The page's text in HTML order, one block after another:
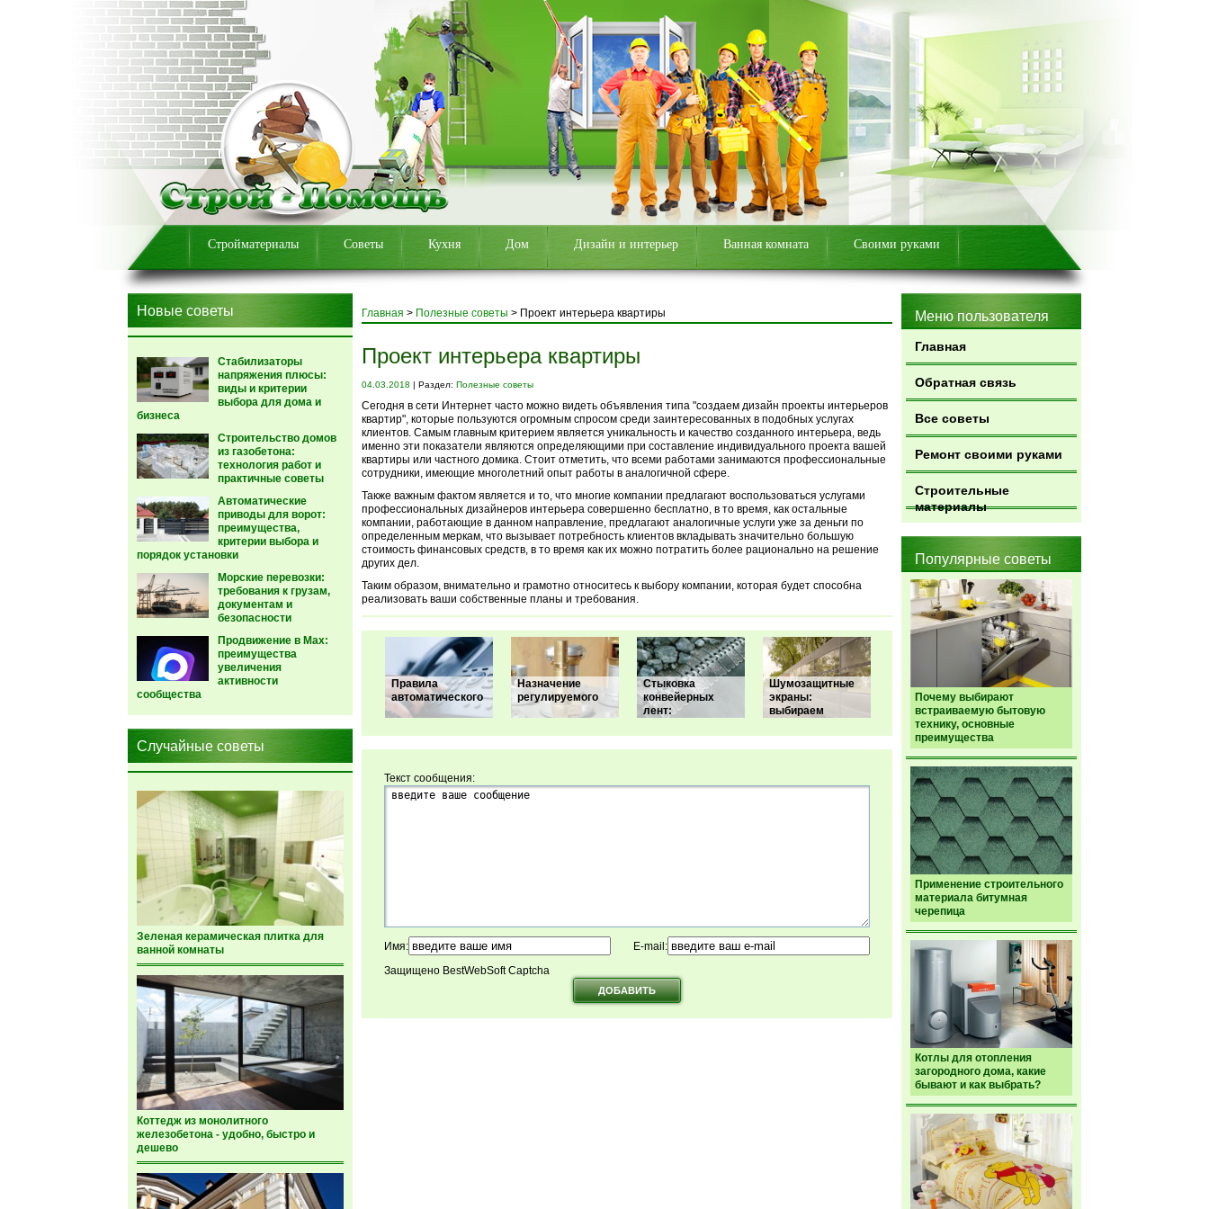
Стройматериалы Советы Кухня Дом Дизайн и интерьер Ванная комната Своими руками
Новые советы
Стабилизаторы
напряжения плюсы:
виды и критерии
выбора для дома и
бизнеса
Строительство домов
из газобетона:
технология работ и
практичные советы
Автоматические
приводы для ворот:
преимущества,
критерии выбора и
порядок установки
Морские перевозки:
требования к грузам,
документам и
безопасности
Продвижение в Max:
преимущества
увеличения
активности
сообщества
Случайные советы
Зеленая керамическая плитка для
ванной комнаты
Коттедж из монолитного
железобетона - удобно, быстро и
дешево
Меню пользователя
Главная
Обратная связь
Все советы
Ремонт своими руками
Строительные
материалы
Популярные советы
Почему выбирают
встраиваемую бытовую
технику, основные
преимущества
Применение строительного
материала битумная
черепица
Котлы для отопления
загородного дома, какие
бывают и как выбрать?
Главная > Полезные советы > Проект интерьера квартиры
Проект интерьера квартиры
04.03.2018 | Раздел: Полезные советы
Сегодня в сети Интернет часто можно видеть объявления типа "создаем дизайн проекты интерьеров
квартир", которые пользуются огромным спросом среди заинтересованных в подобных услугах
клиентов. Самым главным критерием является уникальность и качество созданного интерьера, ведь
именно эти показатели являются определяющими при составление индивидуального проекта вашей
квартиры или частного домика. Стоит отметить, что всеми работами занимаются профессиональные
сотрудники, имеющие многолетний опыт работы в аналогичной сфере.
Также важным фактом является и то, что многие компании предлагают воспользоваться услугами
профессиональных дизайнеров интерьера совершенно бесплатно, в то время, как остальные
компании, работающие в данном направление, предлагают аналогичные услуги уже за деньги по
определенным меркам, что вызывает потребность клиентов вкладывать значительно большую
стоимость финансовых средств, в то время как их можно потратить более рационально на решение
других дел.
Таким образом, внимательно и грамотно относитесь к выбору компании, которая будет способна
реализовать ваши собственные планы и требования.
Правила
автоматического
Назначение
регулируемого
Стыковка
конвейерных
лент:
Шумозащитные
экраны:
выбираем
Текст сообщения:
Имя:
E-mail:
Защищено BestWebSoft Captcha